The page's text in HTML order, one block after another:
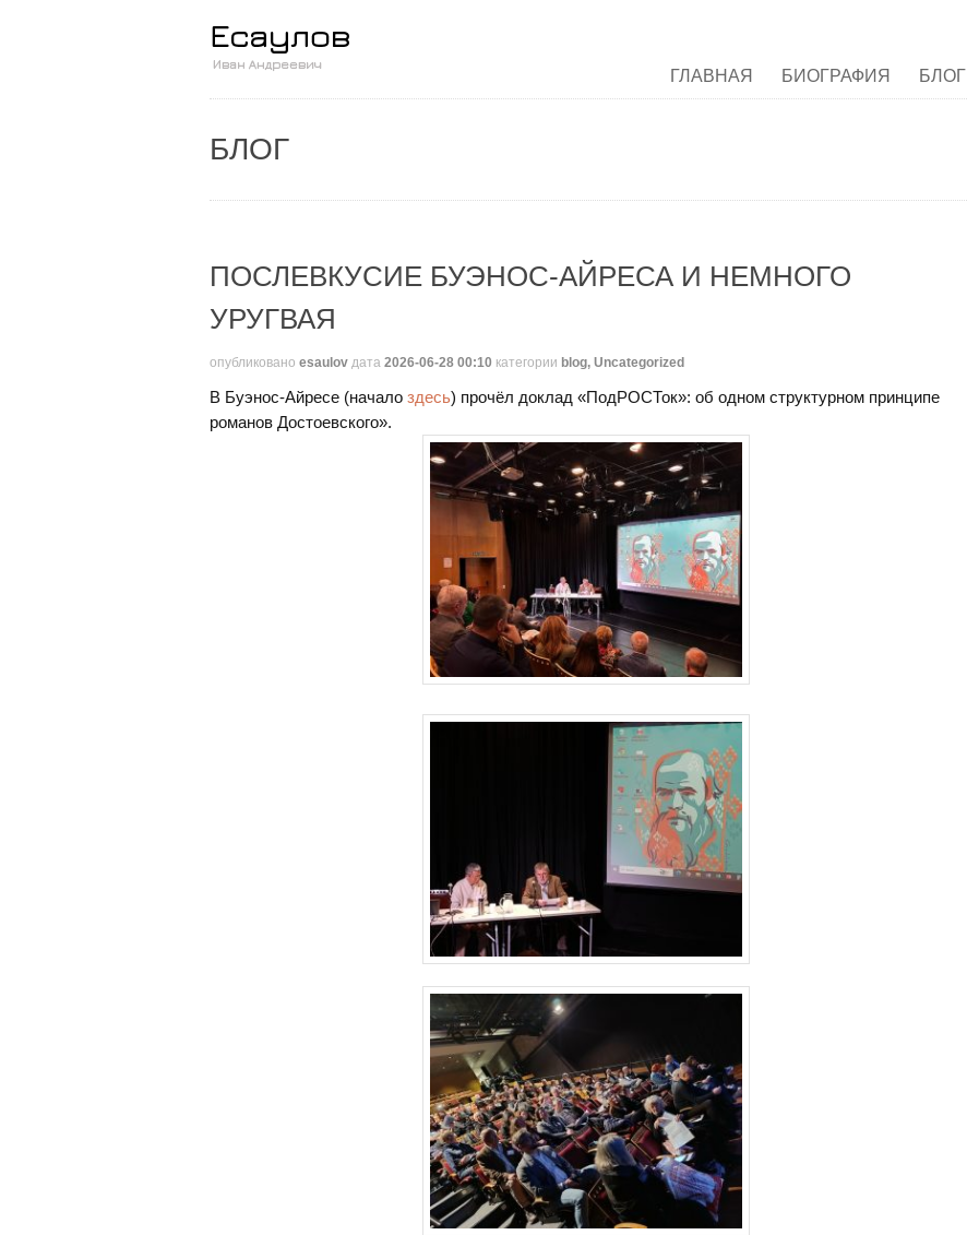
ГЛАВНАЯ БИОГРАФИЯ БЛОГ
БЛОГ
ПОСЛЕВКУСИЕ БУЭНОС-АЙРЕСА И НЕМНОГО
УРУГВАЯ
опубликовано esaulov дата 2026-06-28 00:10 категории blog, Uncategorized
В Буэнос-Айресе (начало здесь) прочёл доклад «ПодРОСТок»: об одном структурном принципе
романов Достоевского».